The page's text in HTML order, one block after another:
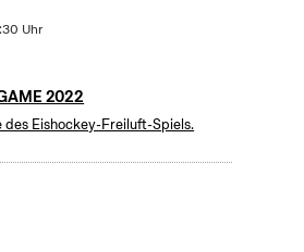
Uhr
2022
des Eishockey-Freiluft-Spiels.